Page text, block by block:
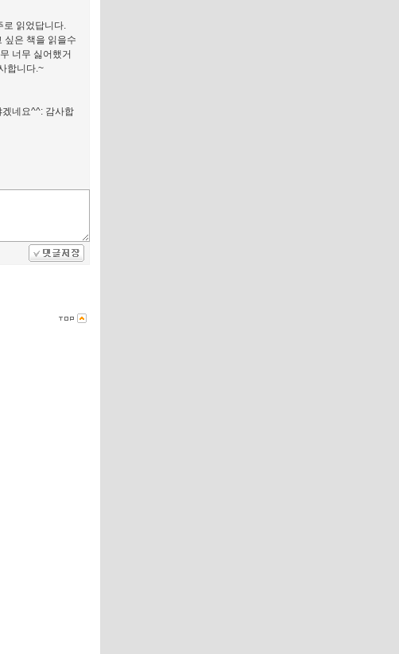
로 읽었답니다.
싶은 책을 읽을수
너무 싫어했거
합니다.~
네요^^: 감사합